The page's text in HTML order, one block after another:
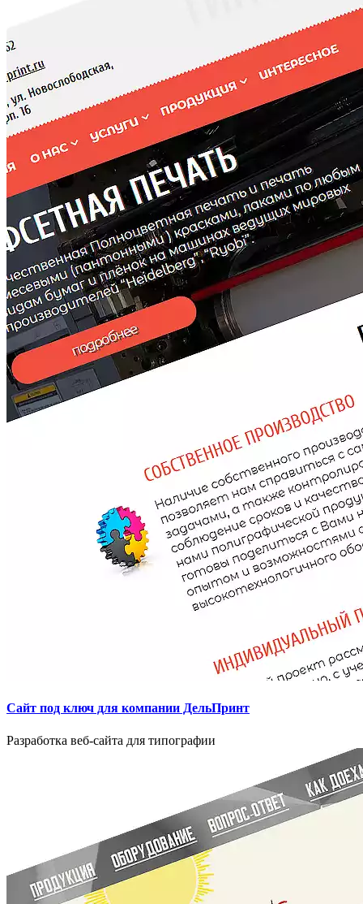
Сайт под ключ для компании ДельПринт
Разработка веб-сайта для типографии